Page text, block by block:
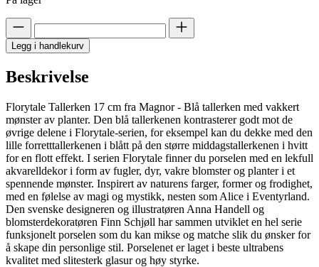
Legg i handlekurv
Beskrivelse
Florytale Tallerken 17 cm fra Magnor - Blå tallerken med vakkert
mønster av planter. Den blå tallerkenen kontrasterer godt mot de
øvrige delene i Florytale-serien, for eksempel kan du dekke med den
lille forretttallerkenen i blått på den større middagstallerkenen i hvitt
for en flott effekt. I serien Florytale finner du porselen med en lekfull
akvarelldekor i form av fugler, dyr, vakre blomster og planter i et
spennende mønster. Inspirert av naturens farger, former og frodighet,
med en følelse av magi og mystikk, nesten som Alice i Eventyrland.
Den svenske designeren og illustratøren Anna Handell og
blomsterdekoratøren Finn Schjøll har sammen utviklet en hel serie
funksjonelt porselen som du kan mikse og matche slik du ønsker for
å skape din personlige stil. Porselenet er laget i beste ultrabens
kvalitet med slitesterk glasur og høy styrke.